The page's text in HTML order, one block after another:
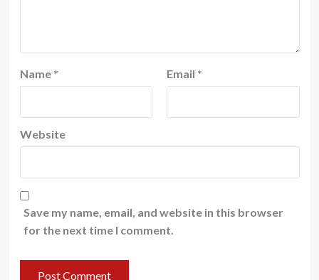
Name * Email *
Website
Save my name, email, and website in this browser
for the next time I comment.